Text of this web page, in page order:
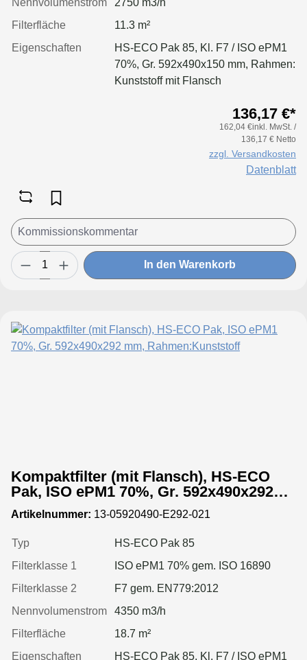
Filterfläche
11.3 m²
Eigenschaften
HS-ECO Pak 85, Kl. F7 / ISO ePM1
70%, Gr. 592x490x150 mm, Rahmen:
Kunststoff mit Flansch
136,17 €*
162,04 €inkl. MwSt. /
136,17 € Netto
zzgl. Versandkosten
Datenblatt
In den Warenkorb
Kompaktfilter (mit Flansch), HS-ECO
Pak, ISO ePM1 70%, Gr. 592x490x292
mm, Rahmen:Kunststoff
Artikelnummer: 13-05920490-E292-021
Typ
HS-ECO Pak 85
Filterklasse 1
ISO ePM1 70% gem. ISO 16890
Filterklasse 2
F7 gem. EN779:2012
Nennvolumenstrom
4350 m3/h
Filterfläche
18.7 m²
Eigenschaften
HS-ECO Pak 85, Kl. F7 / ISO ePM1